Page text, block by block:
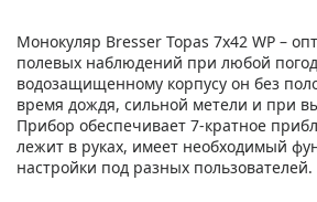
Монокуляр Bresser Topas 7x42 WP –
полевых наблюдений при любой
водозащищенному корпусу он без
время дождя, сильной метели и при
Прибор обеспечивает 7-кратное
лежит в руках, имеет необходимый
настройки под разных пользователей.